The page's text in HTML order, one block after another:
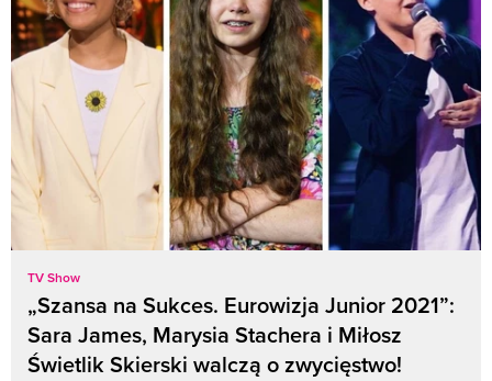
TV Show
„Szansa na Sukces. Eurowizja Junior 2021”:
Sara James, Marysia Stachera i Miłosz
Świetlik Skierski walczą o zwycięstwo!